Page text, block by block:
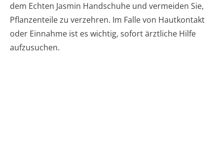
dem Echten Jasmin Handschuhe und vermeiden Sie,
Pflanzenteile zu verzehren. Im Falle von Hautkontakt
oder Einnahme ist es wichtig, sofort ärztliche Hilfe
aufzusuchen.